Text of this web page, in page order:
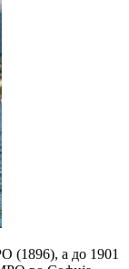
(1896), а до 1901